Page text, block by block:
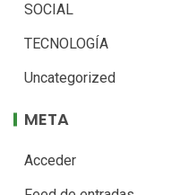
SOCIAL
TECNOLOGÍA
Uncategorized
META
Acceder